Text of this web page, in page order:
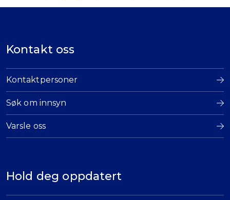
Kontakt oss
Kontaktpersoner
Søk om innsyn
Varsle oss
Hold deg oppdatert